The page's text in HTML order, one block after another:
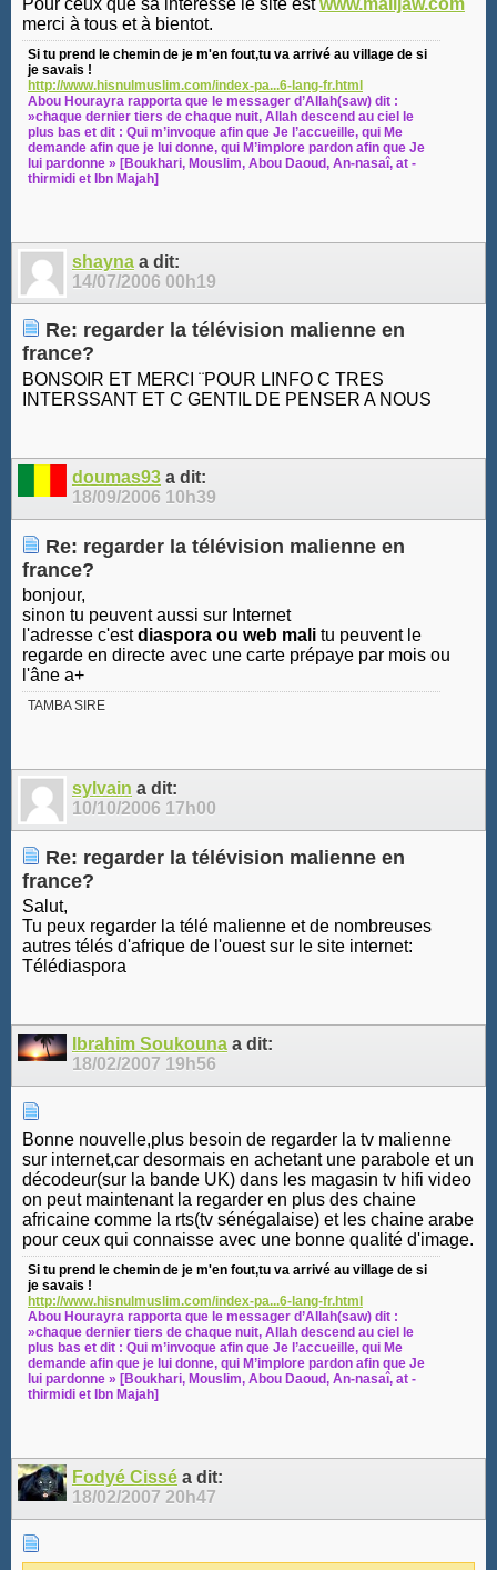
merci à tous et à bientot.
Si tu prend le chemin de je m'en fout,tu va arrivé au village de si
je savais !
http://www.hisnulmuslim.com/index-pa...6-lang-fr.html
Abou Hourayra rapporta que le messager d’Allah(saw) dit :
»chaque dernier tiers de chaque nuit, Allah descend au ciel le
plus bas et dit : Qui m’invoque afin que Je l’accueille, qui Me
demande afin que je lui donne, qui M’implore pardon afin que Je
lui pardonne » [Boukhari, Mouslim, Abou Daoud, An-nasaî, at -
thirmidi et Ibn Majah]
shayna a dit:
14/07/2006 00h19
Re: regarder la télévision malienne en
france?
BONSOIR ET MERCI ¨POUR LINFO C TRES
INTERSSANT ET C GENTIL DE PENSER A NOUS
doumas93 a dit:
18/09/2006 10h39
Re: regarder la télévision malienne en
france?
bonjour,
sinon tu peuvent aussi sur Internet
l'adresse c'estdiaspora ou web mali tu peuvent le
regarde en directe avec une carte prépaye par mois ou
l'âne a+
TAMBA SIRE
sylvain a dit:
10/10/2006 17h00
Re: regarder la télévision malienne en
france?
Salut,
Tu peux regarder la télé malienne et de nombreuses
autres télés d'afrique de l'ouest sur le site internet:
Télédiaspora
Ibrahim Soukouna a dit:
18/02/2007 19h56
Bonne nouvelle,plus besoin de regarder la tv malienne
sur internet,car desormais en achetant une parabole et un
décodeur(sur la bande UK) dans les magasin tv hifi video
on peut maintenant la regarder en plus des chaine
africaine comme la rts(tv sénégalaise) et les chaine arabe
pour ceux qui connaisse avec une bonne qualité d'image.
Si tu prend le chemin de je m'en fout,tu va arrivé au village de si
je savais !
http://www.hisnulmuslim.com/index-pa...6-lang-fr.html
Abou Hourayra rapporta que le messager d’Allah(saw) dit :
»chaque dernier tiers de chaque nuit, Allah descend au ciel le
plus bas et dit : Qui m’invoque afin que Je l’accueille, qui Me
demande afin que je lui donne, qui M’implore pardon afin que Je
lui pardonne » [Boukhari, Mouslim, Abou Daoud, An-nasaî, at -
thirmidi et Ibn Majah]
Fodyé Cissé a dit:
18/02/2007 20h47